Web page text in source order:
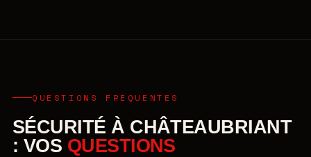
QUESTIONS FRÉQUENTES
SÉCURITÉ À CHÂTEAUBRIANT
: VOS QUESTIONS